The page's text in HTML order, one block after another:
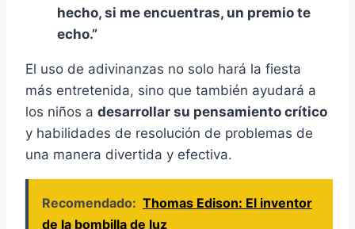
hecho, si me encuentras, un premio te
echo.”
El uso de adivinanzas no solo hará la fiesta
más entretenida, sino que también ayudará a
los niños a desarrollar su pensamiento crítico
y habilidades de resolución de problemas de
una manera divertida y efectiva.
Recomendado: Thomas Edison: El inventor
de la bombilla de luz